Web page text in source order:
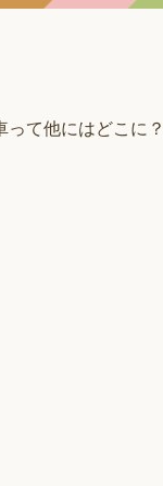
て他にはどこに